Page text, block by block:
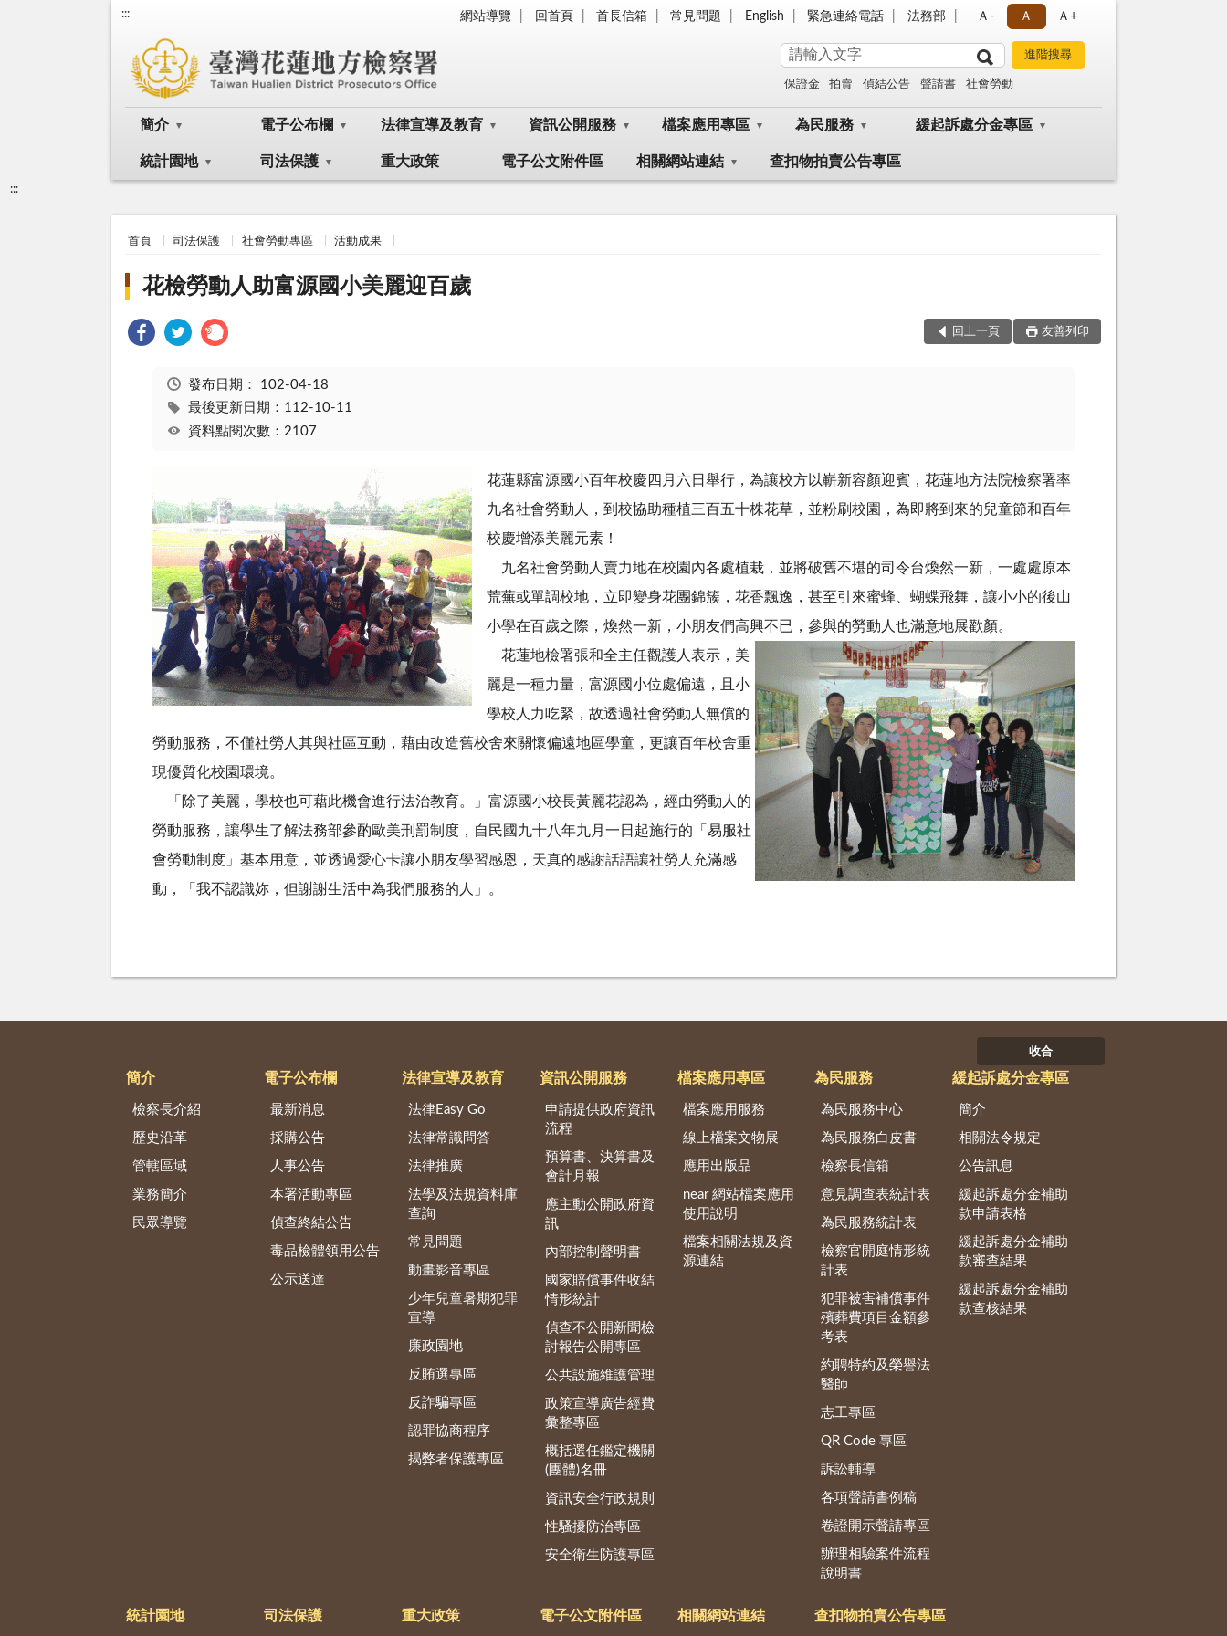
::: 網站導覽 回首頁 首長信箱 常見問題 English 緊急連絡電話 法務部 Ａ- Ａ Ａ+
保證金 拍賣 偵結公告 聲請書 社會勞動
簡介 電子公布欄 法律宣導及教育 資訊公開服務 檔案應用專區 為民服務 緩起訴處分金專區
統計園地 司法保護 重大政策 電子公文附件區 相關網站連結 查扣物拍賣公告專區
:::
首頁 司法保護 社會勞動專區 活動成果
花檢勞動人助富源國小美麗迎百歲
回上一頁 友善列印
發布日期： 102-04-18
最後更新日期：112-10-11
資料點閱次數：2107
花蓮縣富源國小百年校慶四月六日舉行，為讓校方以嶄新容顏迎賓，花蓮地方法院檢察署率
九名社會勞動人，到校協助種植三百五十株花草，並粉刷校園，為即將到來的兒童節和百年
校慶增添美麗元素！
九名社會勞動人賣力地在校園內各處植栽，並將破舊不堪的司令台煥然一新，一處處原本
荒蕪或單調校地，立即變身花團錦簇，花香飄逸，甚至引來蜜蜂、蝴蝶飛舞，讓小小的後山
小學在百歲之際，煥然一新，小朋友們高興不已，參與的勞動人也滿意地展歡顏。
花蓮地檢署張和全主任觀護人表示，美
麗是一種力量，富源國小位處偏遠，且小
學校人力吃緊，故透過社會勞動人無償的
勞動服務，不僅社勞人其與社區互動，藉由改造舊校舍來關懷偏遠地區學童，更讓百年校舍重
現優質化校園環境。
「除了美麗，學校也可藉此機會進行法治教育。」富源國小校長黃麗花認為，經由勞動人的
勞動服務，讓學生了解法務部參酌歐美刑罰制度，自民國九十八年九月一日起施行的「易服社
會勞動制度」基本用意，並透過愛心卡讓小朋友學習感恩，天真的感謝話語讓社勞人充滿感
動，「我不認識妳，但謝謝生活中為我們服務的人」。
收合
簡介
檢察長介紹
歷史沿革
管轄區域
業務簡介
民眾導覽
電子公布欄
最新消息
採購公告
人事公告
本署活動專區
偵查終結公告
毒品檢體領用公告
公示送達
法律宣導及教育
法律Easy Go
法律常識問答
法律推廣
法學及法規資料庫
查詢
常見問題
動畫影音專區
少年兒童暑期犯罪
宣導
廉政園地
反賄選專區
反詐騙專區
認罪協商程序
揭弊者保護專區
資訊公開服務
申請提供政府資訊
流程
預算書、決算書及
會計月報
應主動公開政府資
訊
內部控制聲明書
國家賠償事件收結
情形統計
偵查不公開新聞檢
討報告公開專區
公共設施維護管理
政策宣導廣告經費
彙整專區
概括選任鑑定機關
(團體)名冊
資訊安全行政規則
性騷擾防治專區
安全衛生防護專區
檔案應用專區
檔案應用服務
線上檔案文物展
應用出版品
near 網站檔案應用
使用說明
檔案相關法規及資
源連結
為民服務
為民服務中心
為民服務白皮書
檢察長信箱
意見調查表統計表
為民服務統計表
檢察官開庭情形統
計表
犯罪被害補償事件
殯葬費項目金額參
考表
約聘特約及榮譽法
醫師
志工專區
QR Code 專區
訴訟輔導
各項聲請書例稿
卷證開示聲請專區
辦理相驗案件流程
說明書
緩起訴處分金專區
簡介
相關法令規定
公告訊息
緩起訴處分金補助
款申請表格
緩起訴處分金補助
款審查結果
緩起訴處分金補助
款查核結果
統計園地 司法保護 重大政策 電子公文附件區 相關網站連結 查扣物拍賣公告專區